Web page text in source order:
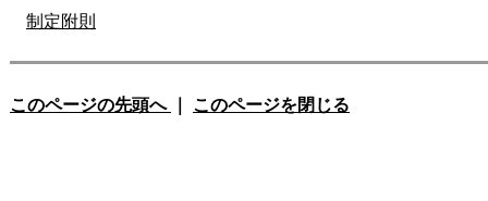
制定附則
このページの先頭へ このページを閉じる